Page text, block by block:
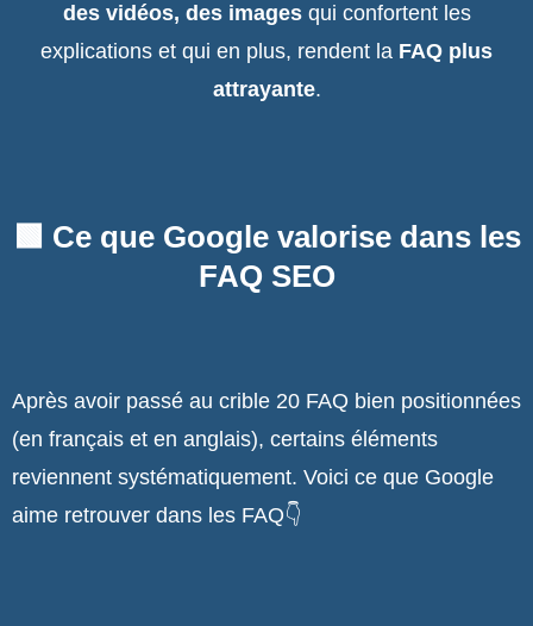
des vidéos, des imagesqui confortent les
explications et qui en plus, rendent la FAQ plus
attrayante.
🟩 Ce que Google valorise dans les
FAQ SEO
Après avoir passé au crible 20 FAQ bien positionnées
(en français et en anglais), certains éléments
reviennent systématiquement. Voici ce que Google
aime retrouver dans les FAQ👇